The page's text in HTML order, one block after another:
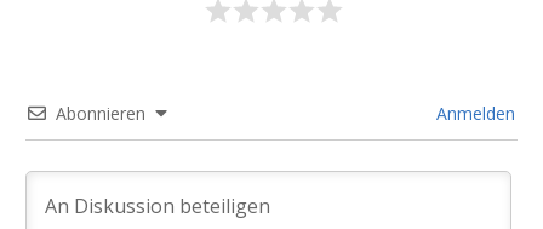
Abonnieren Anmelden